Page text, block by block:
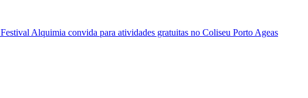
Festival Alquimia convida para atividades gratuitas no Coliseu Porto Ageas